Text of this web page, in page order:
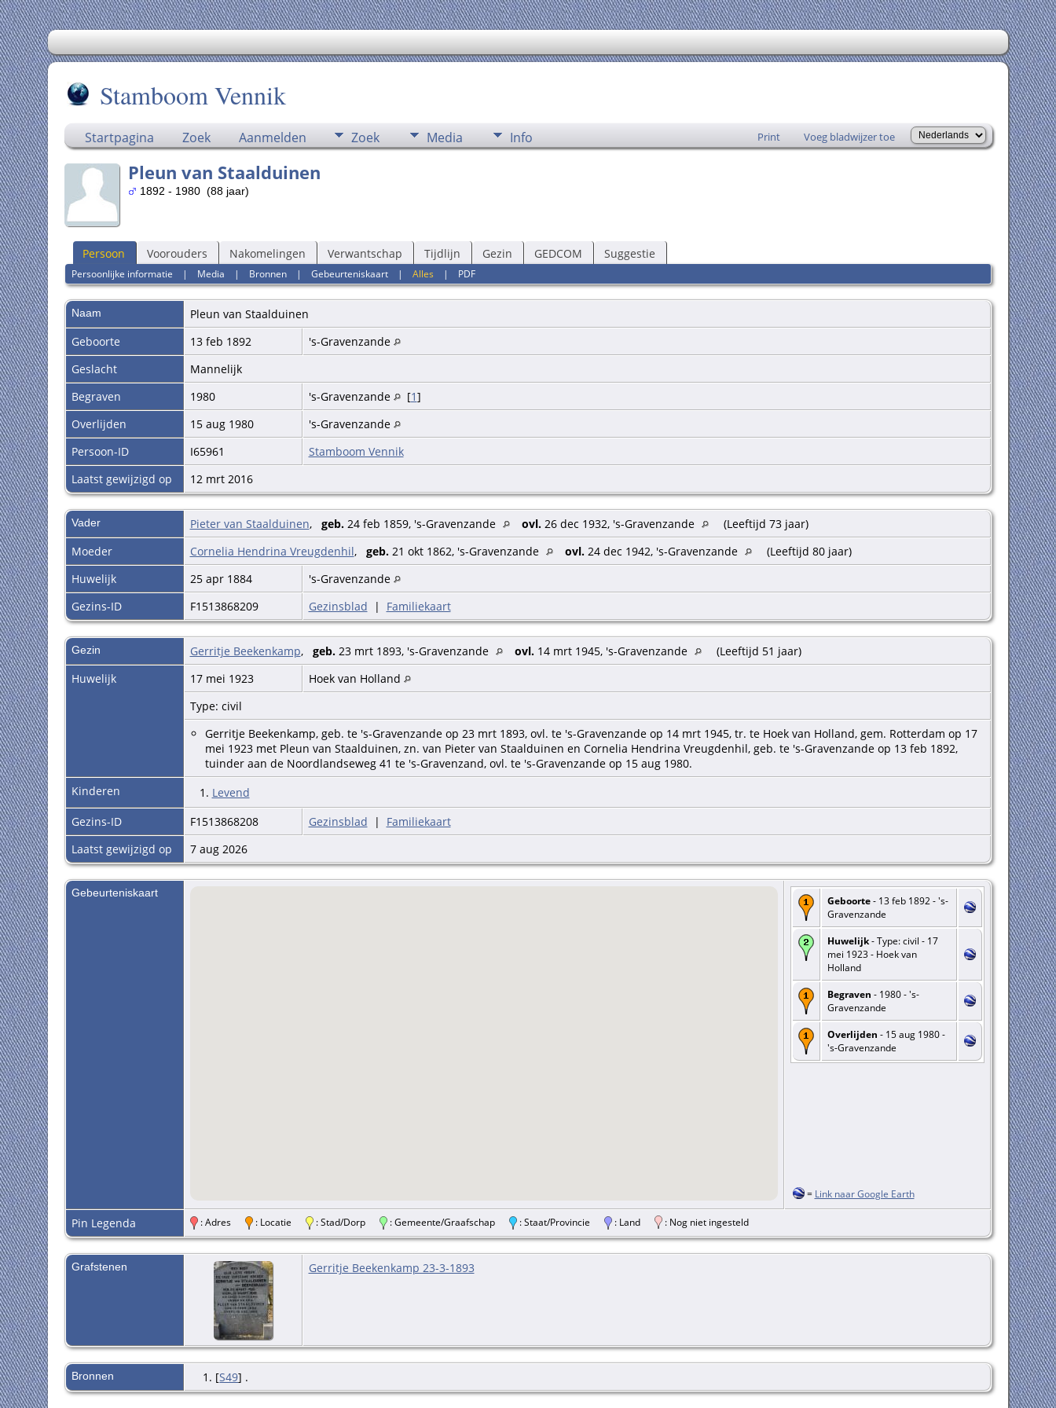
Stamboom Vennik
Startpagina Zoek Aanmelden Zoek Media Info Print Voeg bladwijzer toe
Pleun van Staalduinen
1892 - 1980 (88 jaar)
Persoon Voorouders Nakomelingen Verwantschap Tijdlijn Gezin GEDCOM Suggestie
Persoonlijke informatie | Media | Bronnen| Gebeurteniskaart| Alles | PDF
Naam Pleun van Staalduinen
Geboorte
13 feb 1892
's-Gravenzande
Geslacht
Mannelijk
Begraven
1980 's-Gravenzande [1]
Overlijden
15 aug 1980
's-Gravenzande
Persoon-ID
I65961
Stamboom Vennik
Laatst gewijzigd op
12 mrt 2016
Vader Pieter van Staalduinen, geb.24 feb 1859, 's-Gravenzande ovl.26 dec 1932, 's-Gravenzande
(Leeftijd 73 jaar)
Moeder
Cornelia Hendrina Vreugdenhil, geb.21 okt 1862, 's-Gravenzande ovl.24 dec 1942, 's-Gravenzande
(Leeftijd 80 jaar)
Huwelijk
25 apr 1884
's-Gravenzande
Gezins-ID
F1513868209 Gezinsblad | Familiekaart
Gezin Gerritje Beekenkamp, geb.23 mrt 1893, 's-Gravenzande ovl.14 mrt 1945, 's-Gravenzande
(Leeftijd 51 jaar)
Huwelijk
17 mei 1923
Hoek van Holland
Type: civil
Gerritje Beekenkamp, geb. te 's-Gravenzande op 23 mrt 1893, ovl. te 's-Gravenzande op 14 mrt 1945, tr. te Hoek van Holland, gem. Rotterdam op 17
mei 1923 met Pleun van Staalduinen, zn. van Pieter van Staalduinen en Cornelia Hendrina Vreugdenhil, geb. te 's-Gravenzande op 13 feb 1892,
tuinder aan de Noordlandseweg 41 te 's-Gravenzand, ovl. te 's-Gravenzande op 15 aug 1980.
Kinderen
1. Levend
Gezins-ID
F1513868208 Gezinsblad | Familiekaart
Laatst gewijzigd op
7 aug 2026
Gebeurteniskaart
Geboorte- 13 feb 1892 - 's-
Gravenzande
Huwelijk- Type: civil - 17
mei 1923 - Hoek van
Holland
Begraven - 1980 - 's-
Gravenzande
Overlijden - 15 aug 1980 -
's-Gravenzande
= Link naar Google Earth
Pin Legenda : Adres : Locatie : Stad/Dorp : Gemeente/Graafschap : Staat/Provincie : Land : Nog niet ingesteld
Grafstenen Gerritje Beekenkamp 23-3-1893
Bronnen [S49] .